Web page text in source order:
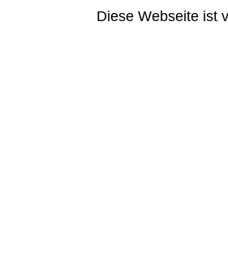
Diese Webseite ist